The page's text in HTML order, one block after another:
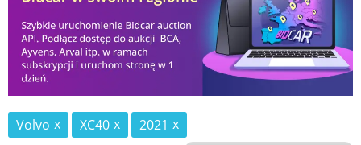
Volvo XC40
2021